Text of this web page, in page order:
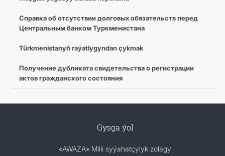
Cправка об отсутствии долговых обязательств перед
Центральным банком Туркменистана
Türkmenistanyň raýatlygyndan çykmak
Получение дубликата свидетельства о регистрации
актов гражданского состояния
Gysga ýol
«AWAZA» Milli syýahatçylyk zolagy